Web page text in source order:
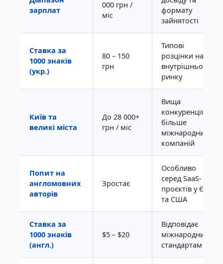
зарплат
000 грн /
міс
формату
зайнятості
Ставка за
1000 знаків
(укр.)
80 – 150
грн
Типові
розцінки на
внутрішньому
ринку
Київ та
великі міста
До 28 000+
грн / міс
Вища
конкуренція,
більше
міжнародних
компаній
Попит на
англомовних
авторів
Зростає
Особливо
серед SaaS-
проєктів у ЄС
та США
Ставка за
1000 знаків
(англ.)
$5 – $20
Відповідає
міжнародним
стандартам